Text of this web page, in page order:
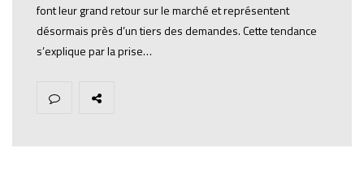
font leur grand retour sur le marché et représentent
désormais près d’un tiers des demandes. Cette tendance
s’explique par la prise…